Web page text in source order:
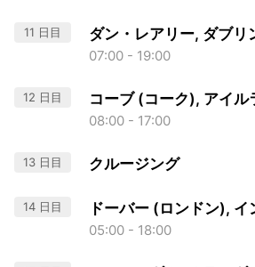
11 日目 ダン・レアリー, ダブリ
07:00 - 19:00
12 日目 コーブ (コーク), アイル
08:00 - 17:00
13 日目 クルージング
14 日目 ドーバー (ロンドン), イ
05:00 - 18:00